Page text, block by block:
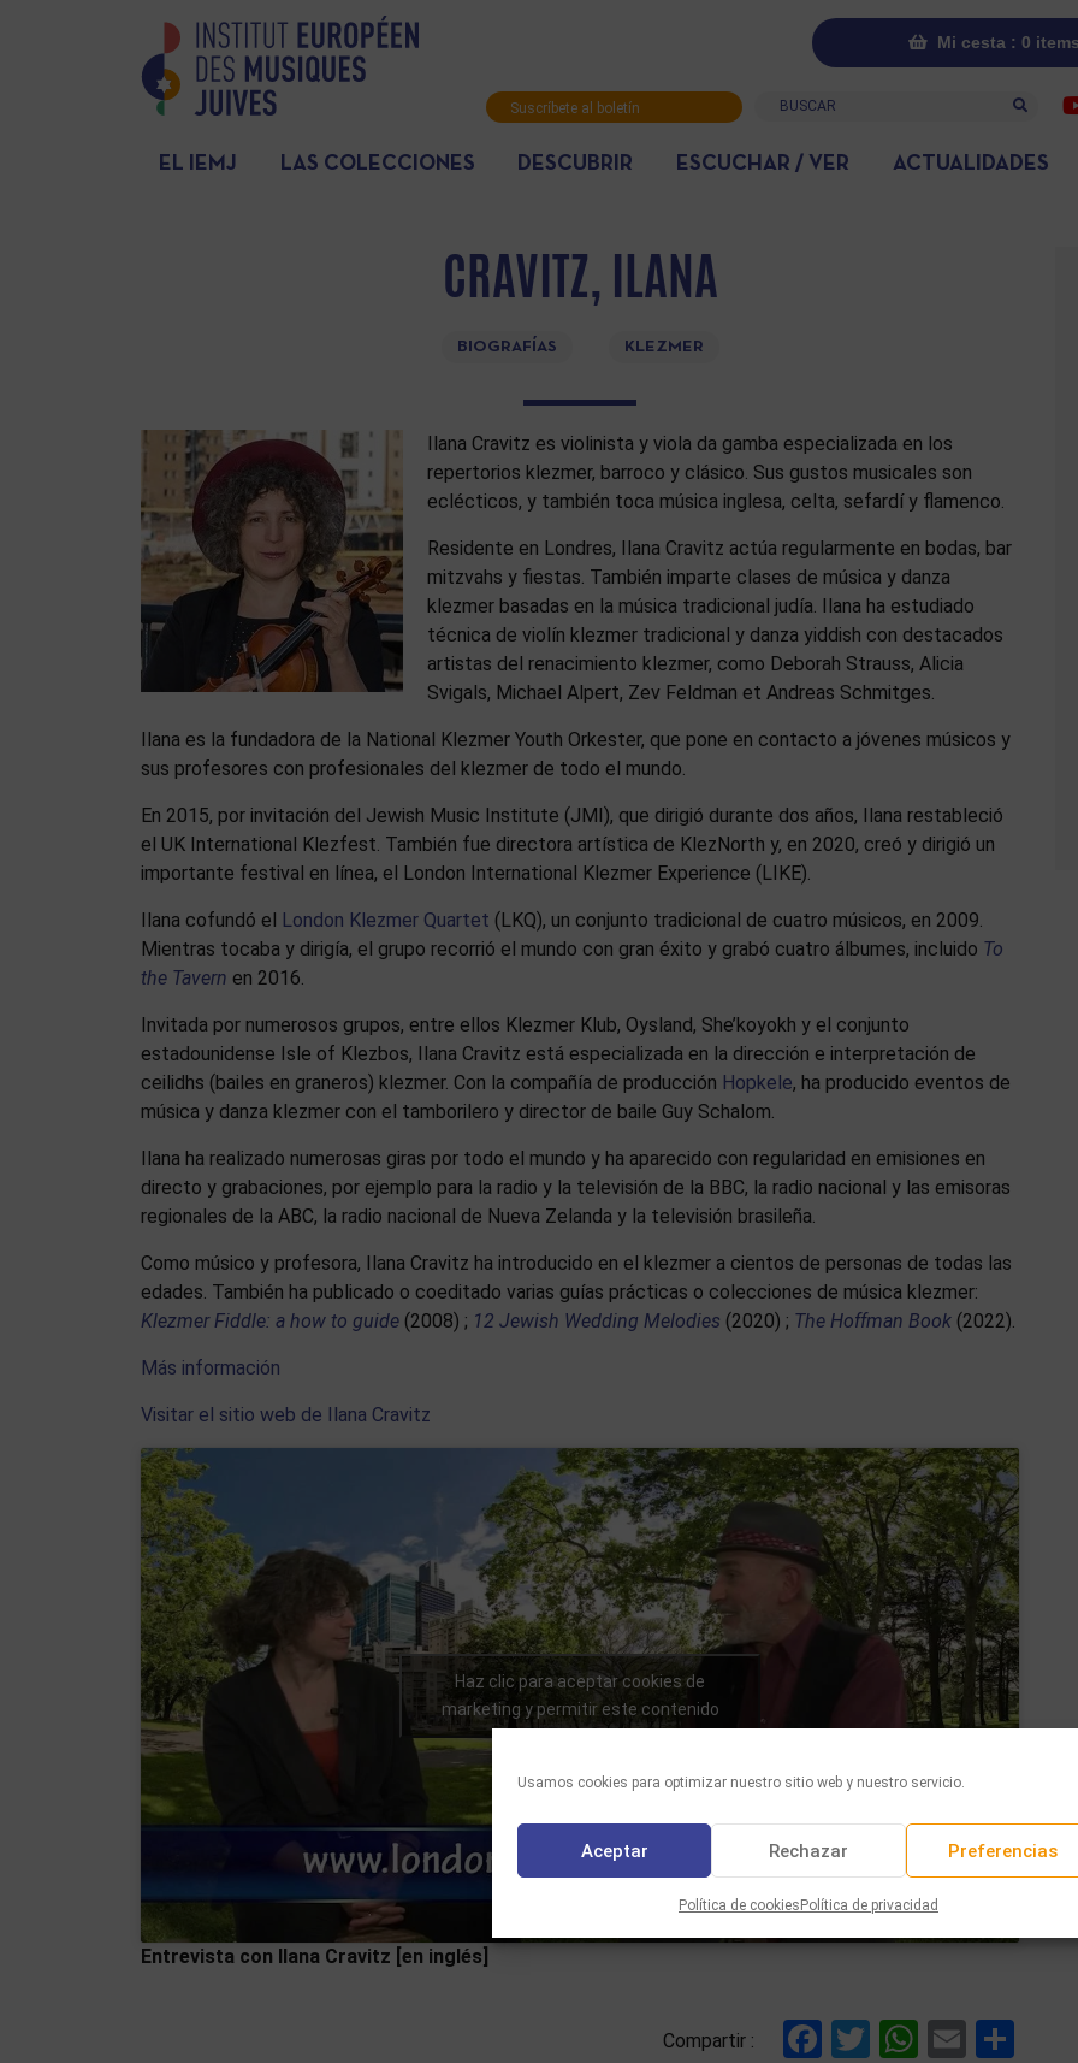
Usamos cookies para optimizar nuestro sitio web y nuestro servicio.
Aceptar Rechazar Preferencias
Política de cookies Política de privacidad
Mi cesta : 0
Suscríbete al boletín
Buscar
EL IEMJ LAS COLECCIONES DESCUBRIR ESCUCHAR / VER ACTUALIDADES
CRAVITZ, ILANA
BIOGRAFÍAS KLEZMER
Ilana Cravitz es violinista y viola da gamba especializada en los
repertorios klezmer, barroco y clásico. Sus gustos musicales son
eclécticos, y también toca música inglesa, celta, sefardí y flamenco.
Residente en Londres, Ilana Cravitz actúa regularmente en bodas, bar
mitzvahs y fiestas. También imparte clases de música y danza
klezmer basadas en la música tradicional judía. Ilana ha estudiado
técnica de violín klezmer tradicional y danza yiddish con destacados
artistas del renacimiento klezmer, como Deborah Strauss, Alicia
Svigals, Michael Alpert, Zev Feldman et Andreas Schmitges.
Ilana es la fundadora de la National Klezmer Youth Orkester, que pone en contacto a jóvenes músicos y
sus profesores con profesionales del klezmer de todo el mundo.
En 2015, por invitación del Jewish Music Institute (JMI), que dirigió durante dos años, Ilana restableció
el UK International Klezfest. También fue directora artística de KlezNorth y, en 2020, creó y dirigió un
importante festival en línea, el London International Klezmer Experience (LIKE).
Ilana cofundó el London Klezmer Quartet (LKQ), un conjunto tradicional de cuatro músicos, en 2009.
Mientras tocaba y dirigía, el grupo recorrió el mundo con gran éxito y grabó cuatro álbumes, incluido To
the Tavern en 2016.
Invitada por numerosos grupos, entre ellos Klezmer Klub, Oysland, She’koyokh y el conjunto
estadounidense Isle of Klezbos, Ilana Cravitz está especializada en la dirección e interpretación de
ceilidhs (bailes en graneros) klezmer. Con la compañía de producción Hopkele, ha producido eventos de
música y danza klezmer con el tamborilero y director de baile Guy Schalom.
Ilana ha realizado numerosas giras por todo el mundo y ha aparecido con regularidad en emisiones en
directo y grabaciones, por ejemplo para la radio y la televisión de la BBC, la radio nacional y las emisoras
regionales de la ABC, la radio nacional de Nueva Zelanda y la televisión brasileña.
Como músico y profesora, Ilana Cravitz ha introducido en el klezmer a cientos de personas de todas las
edades. También ha publicado o coeditado varias guías prácticas o colecciones de música klezmer:
Klezmer Fiddle: a how to guide (2008) ; 12 Jewish Wedding Melodies (2020) ; The Hoffman Book (2022).
Más información
Visitar el sitio web de Ilana Cravitz
Haz clic para aceptar cookies de
marketing y permitir este contenido
Entrevista con Ilana Cravitz [en inglés]
Compartir : Facebook
Twitter
WhatsApp
Email